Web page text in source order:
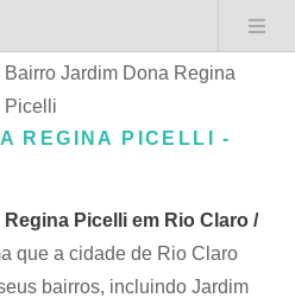
Bairro Jardim Dona Regina
Picelli
REGINA PICELLI -
Picelli em Rio Claro /
que a cidade de Rio Claro
bairros, incluindo Jardim